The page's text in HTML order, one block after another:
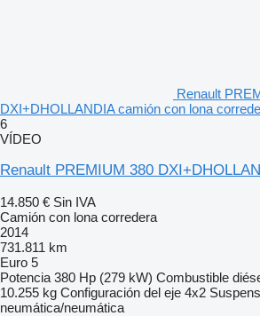
Renault
DXI+DHOLLANDIA camión con lona
6
VÍDEO
Renault PREMIUM 380
14.850 € Sin IVA
Camión con lona corredera
2014
731.811 km
Euro 5
Potencia 380 Hp (279 kW) Combustible
10.255 kg Configuración del eje 4x2
neumática/neumática